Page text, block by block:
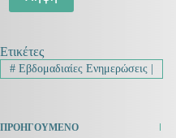
Ετικέτες
#Εβδομαδιαίες Ενημερώσεις |
ΠΡΟΗΓΟΎΜΕΝΟ